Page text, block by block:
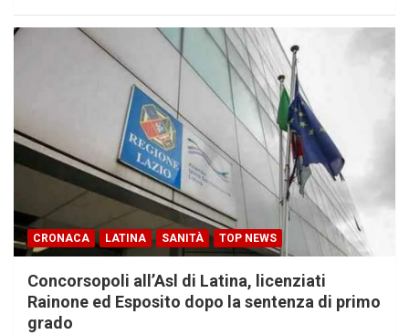
CRONACA LATINA SANITÀ TOP NEWS
Concorsopoli all’Asl di Latina, licenziati
Rainone ed Esposito dopo la sentenza di primo
grado